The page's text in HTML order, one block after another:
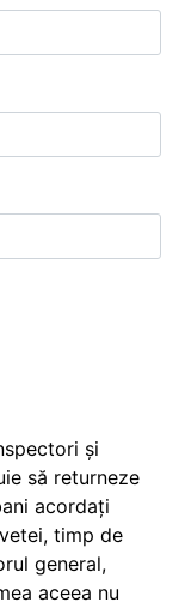
și
să returneze
acordați
timp de
general,
aceea nu